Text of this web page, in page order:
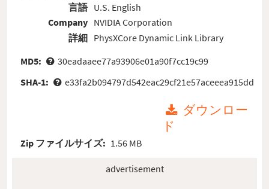
言語
Company
詳細
U.S. English
NVIDIA Corporation
PhysXCore Dynamic Link Library
MD5:
30eadaaee77a93906e01a90f7cc19c99
SHA-1:
e33fa2b094797d542eac29cf21e57aceeea915dd
ダウンロー
ド
Zip ファイルサイズ: 1.56 MB
advertisement